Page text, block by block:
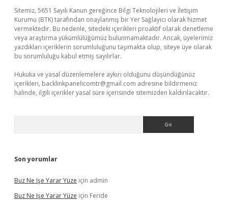
Sitemiz, 5651 Sayılı Kanun gereğince Bilgi Teknolojileri ve İletişim
Kurumu (BTK) tarafından onaylanmış bir Yer Sağlayıcı olarak hizmet
vermektedir. Bu nedenle, sitedeki içerikleri proaktif olarak denetleme
veya araştırma yükümlülüğümüz bulunmamaktadır. Ancak, üyelerimiz
yazdıkları içeriklerin sorumluluğunu taşımakta olup, siteye üye olarak
bu sorumluluğu kabul etmiş sayılırlar.
Hukuka ve yasal düzenlemelere aykırı olduğunu düşündüğünüz
içerikleri, backlinkpanelicomtr@gmail.com adresine bildirmeniz
halinde, ilgili içerikler yasal süre içerisinde sitemizden kaldırılacaktır.
Son yorumlar
Buz Ne Işe Yarar Yüze için admin
Buz Ne Işe Yarar Yüze için Feride